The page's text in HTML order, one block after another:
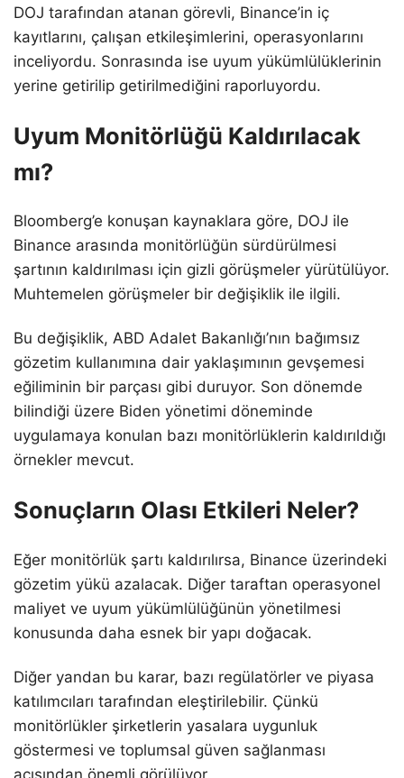
DOJ tarafından atanan görevli, Binance’in iç
kayıtlarını, çalışan etkileşimlerini, operasyonlarını
inceliyordu. Sonrasında ise uyum yükümlülüklerinin
yerine getirilip getirilmediğini raporluyordu.
Uyum Monitörlüğü Kaldırılacak
mı?
Bloomberg’e konuşan kaynaklara göre, DOJ ile
Binance arasında monitörlüğün sürdürülmesi
şartının kaldırılması için gizli görüşmeler yürütülüyor.
Muhtemelen görüşmeler bir değişiklik ile ilgili.
Bu değişiklik, ABD Adalet Bakanlığı’nın bağımsız
gözetim kullanımına dair yaklaşımının gevşemesi
eğiliminin bir parçası gibi duruyor. Son dönemde
bilindiği üzere Biden yönetimi döneminde
uygulamaya konulan bazı monitörlüklerin kaldırıldığı
örnekler mevcut.
Sonuçların Olası Etkileri Neler?
Eğer monitörlük şartı kaldırılırsa, Binance üzerindeki
gözetim yükü azalacak. Diğer taraftan operasyonel
maliyet ve uyum yükümlülüğünün yönetilmesi
konusunda daha esnek bir yapı doğacak.
Diğer yandan bu karar, bazı regülatörler ve piyasa
katılımcıları tarafından eleştirilebilir. Çünkü
monitörlükler şirketlerin yasalara uygunluk
göstermesi ve toplumsal güven sağlanması
açısından önemli görülüyor.